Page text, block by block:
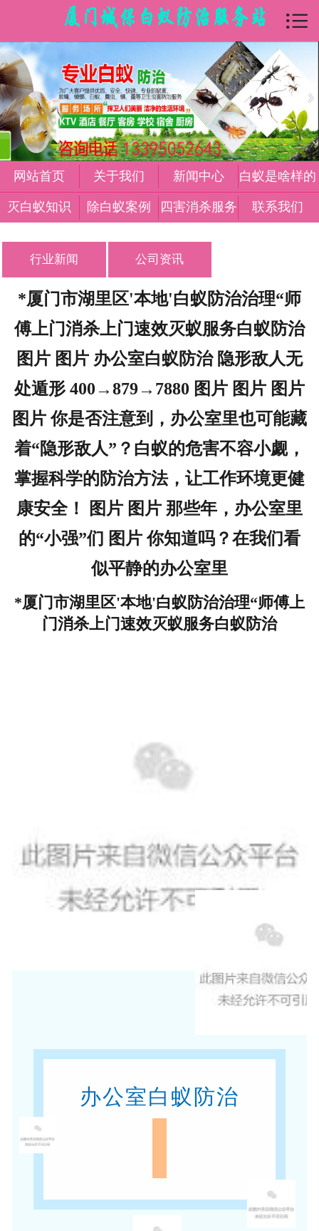
 首页
关于我们
新闻中心
白蚁是怎么样
灭白蚁知识
除白蚁案例
联系我们

网站首页 关于我们 新闻中心 白蚁是啥样的
灭白蚁知识 除白蚁案例 四害消杀服务 联系我们
行业新闻 公司资讯
*厦门市湖里区'本地'白蚁防治治理“师
傅上门消杀上门速效灭蚁服务白蚁防治
图片 图片 办公室白蚁防治 隐形敌人无
处遁形 400→879→7880 图片 图片 图片
图片 你是否注意到，办公室里也可能藏
着“隐形敌人”？白蚁的危害不容小觑，
掌握科学的防治方法，让工作环境更健
康安全！ 图片 图片 那些年，办公室里
的“小强”们 图片 你知道吗？在我们看
似平静的办公室里
*厦门市湖里区'本地'白蚁防治治理“师傅上
门消杀上门速效灭蚁服务白蚁防治
办公室白蚁防治